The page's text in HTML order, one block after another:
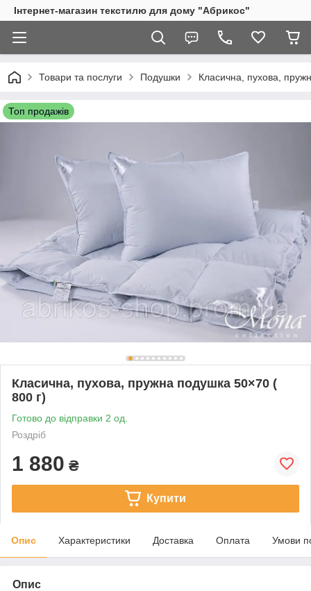
Інтернет-магазин текстилю для дому "Абрикос"
Товари та послуги Подушки Класична, пухова,
Топ продажів
Класична, пухова, пружна подушка 50×70 (
800 г)
Готово до відправки 2 од.
Роздріб
1 880 ₴
Купити
Опис Характеристики Доставка Оплата Умови
Опис